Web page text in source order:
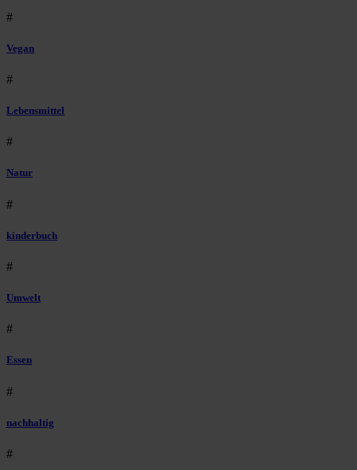
#
Vegan
#
Lebensmittel
#
Natur
#
kinderbuch
#
Umwelt
#
Essen
#
nachhaltig
#